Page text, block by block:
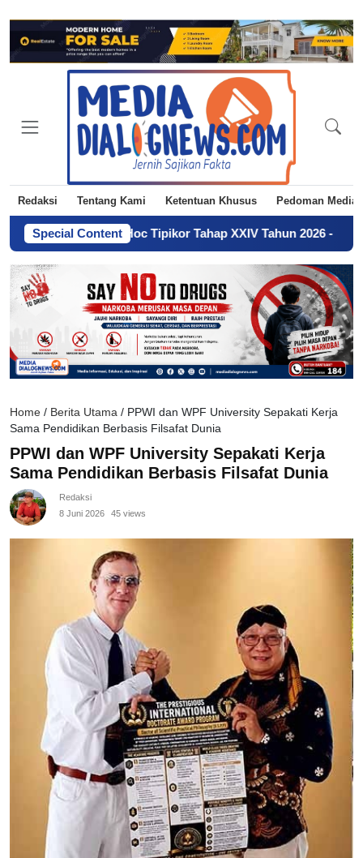
Redaksi Tentang Kami Ketentuan Khusus Pedoman Media
Special Content
Hakim Ad Hoc Tipikor Tahap XXIV Tahun 2026- Jangan
Home / Berita Utama / PPWI dan WPF University Sepakati Kerja
Sama Pendidikan Berbasis Filsafat Dunia
PPWI dan WPF University Sepakati Kerja
Sama Pendidikan Berbasis Filsafat Dunia
Redaksi
8 Juni 2026
45 views